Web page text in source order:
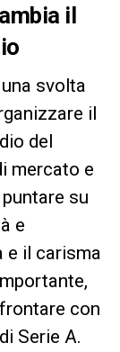
il
svolta
il
del
mercato e
su
e
e il carisma
con
Serie A.